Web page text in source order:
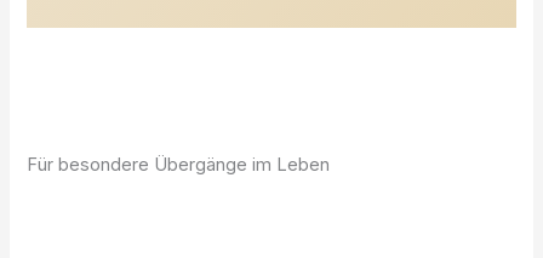
Für besondere Übergänge im Leben